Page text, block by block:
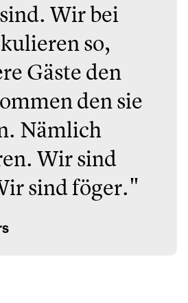
Wir bei
so,
Gäste den
den sie
Nämlich
Wir sind
sind föger."